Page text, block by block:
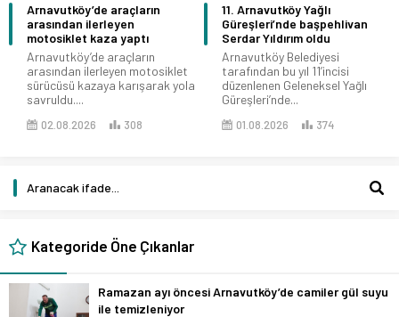
Arnavutköy’de araçların
arasından ilerleyen
motosiklet kaza yaptı
Arnavutköy’de araçların
arasından ilerleyen motosiklet
sürücüsü kazaya karışarak yola
savruldu....
02.08.2026 308
11. Arnavutköy Yağlı
Güreşleri’nde başpehlivan
Serdar Yıldırım oldu
Arnavutköy Belediyesi
tarafından bu yıl 11’incisi
düzenlenen Geleneksel Yağlı
Güreşleri’nde...
01.08.2026 374
Kategoride Öne Çıkanlar
Ramazan ayı öncesi Arnavutköy’de camiler gül suyu
ile temizleniyor